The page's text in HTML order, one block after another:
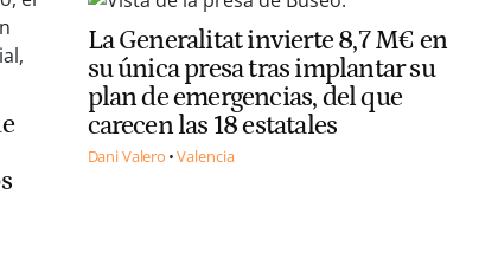
La Generalitat invierte 8,7 M€ en
su única presa tras implantar su
plan de emergencias, del que
carecen las 18 estatales
Dani Valero Valencia